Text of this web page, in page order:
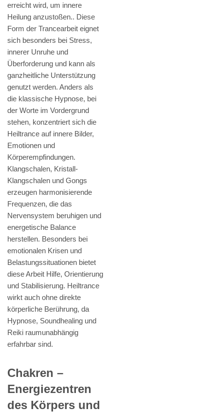
erreicht wird, um innere
Heilung anzustoßen.. Diese
Form der Trancearbeit eignet
sich besonders bei Stress,
innerer Unruhe und
Überforderung und kann als
ganzheitliche Unterstützung
genutzt werden. Anders als
die klassische Hypnose, bei
der Worte im Vordergrund
stehen, konzentriert sich die
Heiltrance auf innere Bilder,
Emotionen und
Körperempfindungen.
Klangschalen, Kristall-
Klangschalen und Gongs
erzeugen harmonisierende
Frequenzen, die das
Nervensystem beruhigen und
energetische Balance
herstellen. Besonders bei
emotionalen Krisen und
Belastungssituationen bietet
diese Arbeit Hilfe, Orientierung
und Stabilisierung. Heiltrance
wirkt auch ohne direkte
körperliche Berührung, da
Hypnose, Soundhealing und
Reiki raumunabhängig
erfahrbar sind.
Chakren –
Energiezentren
des Körpers und